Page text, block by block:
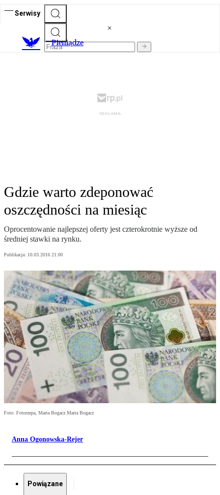
Serwisy
Pieniądze
Gdzie warto zdeponować
oszczędności na miesiąc
Oprocentowanie najlepszej oferty jest czterokrotnie wyższe od
średniej stawki na rynku.
Publikacja: 10.03.2016 21:00
Foto: Fotorzepa, Marta Bogacz Marta Bogacz
Anna Ogonowska-Rejer
Powiązane